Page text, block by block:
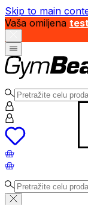
Skip to main
Vaša omiljena